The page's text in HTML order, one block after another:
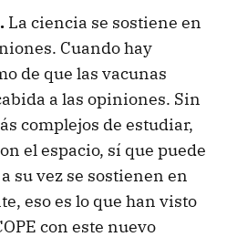
La ciencia se sostiene en
Cuando hay
de que las vacunas
a las opiniones. Sin
complejos de estudiar,
el espacio, sí que puede
su vez se sostienen en
eso es lo que han visto
con este nuevo